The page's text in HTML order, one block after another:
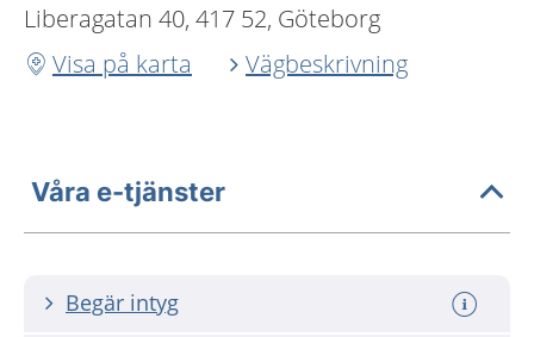
Liberagatan 40, 417 52, Göteborg
Visa på karta
Vägbeskrivning
Våra e-tjänster
Begär intyg